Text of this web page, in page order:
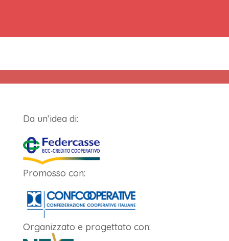
Da un’idea di:
Promosso con:
Organizzato e progettato con: